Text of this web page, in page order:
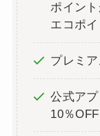
ポイン
エコポ
プレミ
公式ア
10％